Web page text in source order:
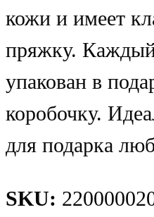
кожи и имеет
пряжку.
упакован в
коробочку.
для подарка
SKU: